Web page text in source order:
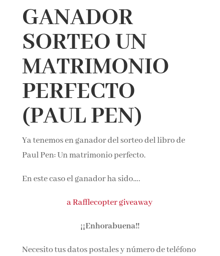
GANADOR
SORTEO UN
MATRIMONIO
PERFECTO
(PAUL PEN)
Ya tenemos en ganador del sorteo del libro de
Paul Pen: Un matrimonio perfecto.
En este caso el ganador ha sido….
a Rafflecopter giveaway
¡¡Enhorabuena!!
Necesito tus datos postales y número de
¡Suscríbete y No Te Pierdas Nada!
Únete a nuestra comunidad de amantes de la
literatura y recibe las últimas noticias y reseñas
directamente en tu bandeja de entrada.
Nombre*
Email*